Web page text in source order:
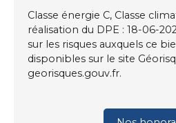
Classe énergie C, Classe
réalisation du DPE : 18-06-
sur les risques auxquels ce
disponibles sur le site
georisques.gouv.fr.